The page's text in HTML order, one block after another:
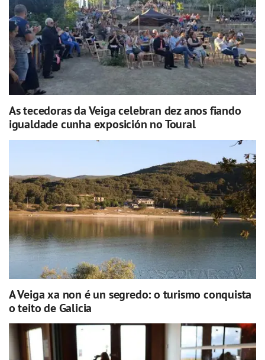
As tecedoras da Veiga celebran dez anos fiando
igualdade cunha exposición no Toural
A Veiga xa non é un segredo: o turismo conquista
o teito de Galicia